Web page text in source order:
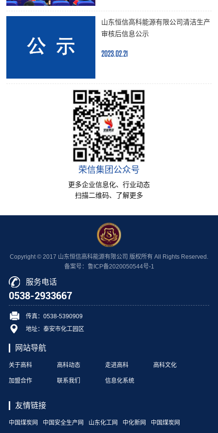
山东恒信高科能源有限公司清洁生产
审核后信息公示
2023.02.21
荣信集团公众号
更多企业信息化、行业动态
扫描二维码、了解更多
Copyright © 2017 山东恒信高科能源有限公司 版权所有 All Rights Reserved.
备案号：鲁ICP备2020050544号-1
服务电话
0538-2933667
传真：0538-5390909
地址：泰安市化工园区
网站导航
关于高科 高科动态 走进高科 高科文化
加盟合作 联系我们 信息化系统
友情链接
中国煤炭网 中国安全生产网 山东化工网 中化新网 中国煤炭网